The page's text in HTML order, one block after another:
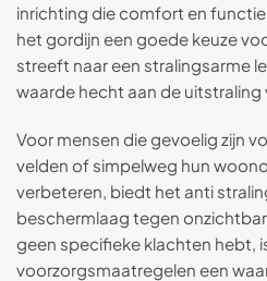
inrichting die comfort en
het gordijn een goede keuze
streeft naar een stralingsarme
waarde hecht aan de uitstraling
Voor mensen die gevoelig zijn
velden of simpelweg hun
verbeteren, biedt het anti
beschermlaag tegen
geen specifieke klachten hebt,
voorzorgsmaatregelen een